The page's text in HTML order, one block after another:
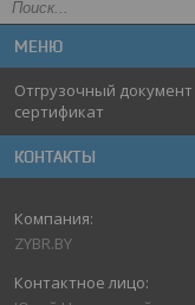
Отгрузочный документ
сертификат
КОНТАКТЫ
ZYBR.BY